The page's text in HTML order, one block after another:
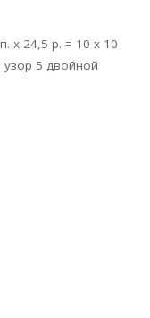
х 24,5 р. = 10 х 10
узор 5 двойной